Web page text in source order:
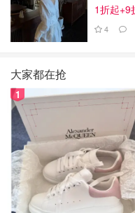
1折起+9
4
大家都在抢
1